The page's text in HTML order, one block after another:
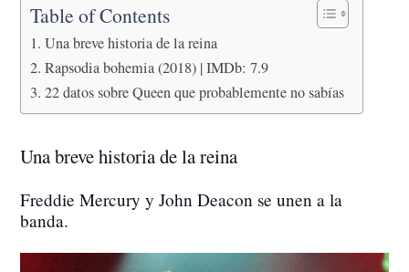
Table of Contents
Una breve historia de la reina
Rapsodia bohemia (2018) | IMDb: 7.9
22 datos sobre Queen que probablemente no sabías
Una breve historia de la reina
Freddie Mercury y John Deacon se unen a la
banda.